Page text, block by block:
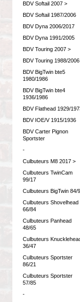
BDV Softail 2007 >
BDV Softail 1987/2006
BDV Dyna 2006/2017
BDV Dyna 1991/2005
BDV Touring 2007 >
BDV Touring 1988/2006
BDV BigTwin bte5
1980/1986
BDV BigTwin bte4
1936/1986
BDV Flathead 1929/
BDV IOE/V 1915/1936
BDV Carter Pignon
Sportster
-
Culbuteurs M8 2017 >
Culbuteurs TwinCam
99/17
Culbuteurs BigTwin 84/
Culbuteurs Shovelhead
66/84
Culbuteurs Panhead
48/65
Culbuteurs
36/47
Culbuteurs Sportster
86/21
Culbuteurs Sportster
57/85
-